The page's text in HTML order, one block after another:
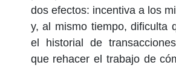
dos efectos: incentiva a los
y, al mismo tiempo, dificulta
el historial de
que rehacer el trabajo de